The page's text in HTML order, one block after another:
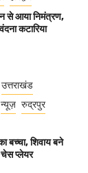
से आया निमंत्रण,
कटारिया
उत्तराखंड
न्यूज़ रुद्रपुर
बच्चा, शिवाय बने
चेस प्लेयर